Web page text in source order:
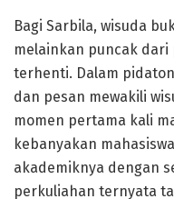
Bagi Sarbila, wisuda
melainkan puncak
terhenti. Dalam
dan pesan mewakili
momen pertama kali
kebanyakan
akademiknya dengan
perkuliahan ternyata